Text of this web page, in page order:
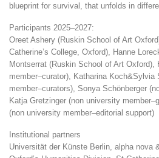
blueprint for survival, that unfolds in
Participants 2025–2027:
Oreet Ashery (Ruskin School of Art
Catherine’s College, Oxford), Hanne
Montserrat (Ruskin School of Art Oxford),
member–curator), Katharina
member–curators), Sonya Schönberger
Katja Gretzinger (non university
(non university member–editorial support)
Institutional partners
Universität der Künste Berlin, alpha nova